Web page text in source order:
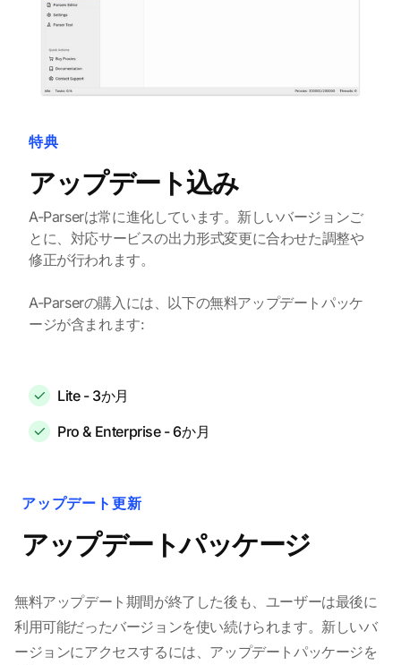
特典
アップデート込み
A-Parserは常に進化しています。新しいバージョンご
とに、対応サービスの出力形式変更に合わせた調整や
修正が行われます。
A-Parserの購入には、以下の無料アップデートパッケ
ージが含まれます:
Lite - 3か月
Pro & Enterprise - 6か月
アップデート更新
アップデートパッケージ
無料アップデート期間が終了した後も、ユーザーは最後に
利用可能だったバージョンを使い続けられます。新しいバ
ージョンにアクセスするには、アップデートパッケージを